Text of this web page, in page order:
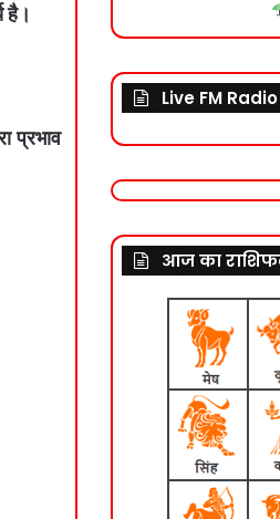
है।
प्रभाव
Live FM Radio
आज का